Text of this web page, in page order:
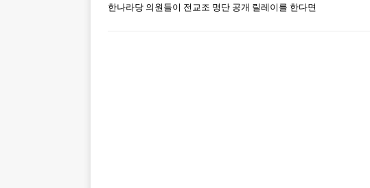
한나라당 의원들이 전교조 명단 공개 릴레이를 한다면